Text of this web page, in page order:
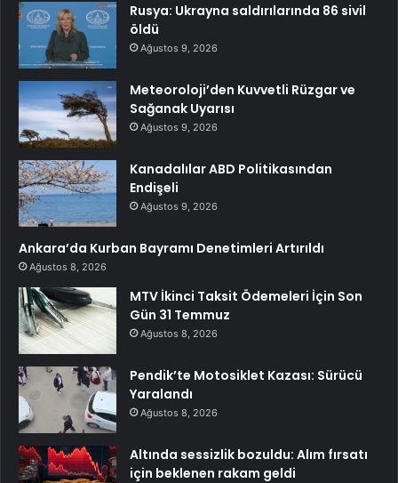
Rusya: Ukrayna saldırılarında 86 sivil
öldü
Ağustos 9, 2026
Meteoroloji’den Kuvvetli Rüzgar ve
Sağanak Uyarısı
Ağustos 9, 2026
Kanadalılar ABD Politikasından
Endişeli
Ağustos 9, 2026
Ankara’da Kurban Bayramı Denetimleri Artırıldı
Ağustos 8, 2026
MTV İkinci Taksit Ödemeleri İçin Son
Gün 31 Temmuz
Ağustos 8, 2026
Pendik’te Motosiklet Kazası: Sürücü
Yaralandı
Ağustos 8, 2026
Altında sessizlik bozuldu: Alım fırsatı
için beklenen rakam geldi